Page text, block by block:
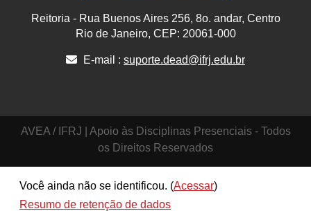
Reitoria - Rua Buenos Aires 256, 8o. andar, Centro
Rio de Janeiro, CEP: 20061-000
E-mail : suporte.dead@ifrj.edu.br
AVEA / IFRJ | Apoio às Disciplinas Presenciais - Todos
os Direitos Reservados
Você ainda não se identificou. (Acessar)
Resumo de retenção de dados